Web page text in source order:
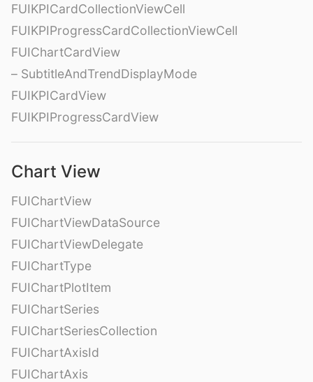
FUIKPICardCollectionViewCell
FUIKPIProgressCardCollectionViewCell
FUIChartCardView
– SubtitleAndTrendDisplayMode
FUIKPICardView
FUIKPIProgressCardView
Chart View
FUIChartView
FUIChartViewDataSource
FUIChartViewDelegate
FUIChartType
FUIChartPlotItem
FUIChartSeries
FUIChartSeriesCollection
FUIChartAxisId
FUIChartAxis